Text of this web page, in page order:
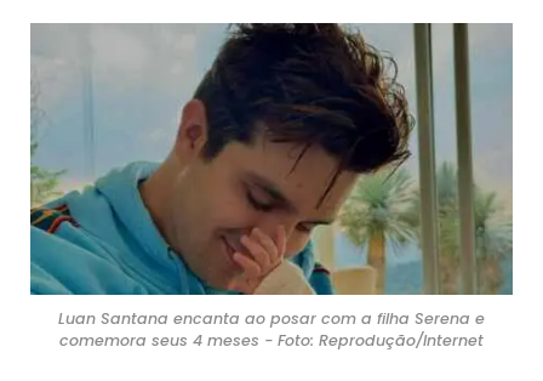
Luan Santana encanta ao posar com a filha Serena e
comemora seus 4 meses - Foto: Reprodução/Internet